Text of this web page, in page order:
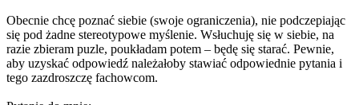
Obecnie chcę poznać siebie (swoje ograniczenia), nie podczepiając
się pod żadne stereotypowe myślenie. Wsłuchuję się w siebie, na
razie zbieram puzle, poukładam potem – będę się starać. Pewnie,
aby uzyskać odpowiedź należałoby stawiać odpowiednie pytania i
tego zazdroszczę fachowcom.